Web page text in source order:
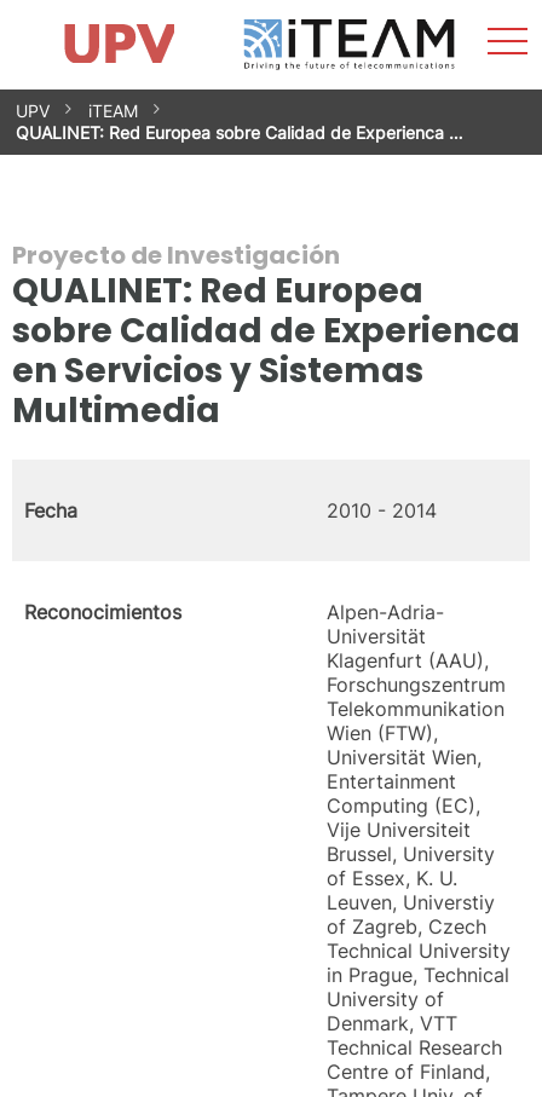
Saltar
contenido
Impacto
Grupos de investigación
Instalaciones
Spin-offs
Contacto
Prácticas
Noticias
Unidad de Igualdad
UPV
iTEAM
QUALINET: Red Europea sobre Calidad de Experienca …
Proyecto de Investigación
QUALINET: Red Europea
sobre Calidad de Experienca
en Servicios y Sistemas
Multimedia
Fecha 2010 - 2014
Reconocimientos
Alpen-Adria-
Universität
Klagenfurt (AAU),
Forschungszentrum
Telekommunikation
Wien (FTW),
Universität Wien,
Entertainment
Computing (EC),
Vije Universiteit
Brussel, University
of Essex, K. U.
Leuven, Universtiy
of Zagreb, Czech
Technical University
in Prague, Technical
University of
Denmark, VTT
Technical Research
Centre of Finland,